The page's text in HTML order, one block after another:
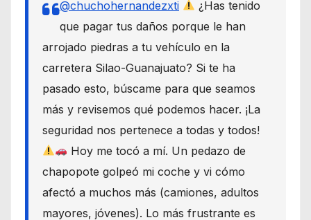
@chuchohernandezxti
¿Has tenido
que pagar tus daños porque le han
arrojado piedras a tu vehículo en la
carretera Silao-Guanajuato? Si te ha
pasado esto, búscame para que seamos
más y revisemos qué podemos hacer. ¡La
seguridad nos pertenece a todas y todos!
Hoy me tocó a mí. Un pedazo de
chapopote golpeó mi coche y vi cómo
afectó a muchos más (camiones, adultos
mayores, jóvenes). Lo más frustrante es